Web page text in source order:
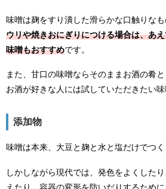
味噌は麹をすり潰した滑らかな口触りなも
ウリや焼きおにぎりにつける場合は、あ
味噌もおすすめです。
また、甘口の味噌ならそのままお酒の肴と
お酒が好きな人には試していただきたい味
添加物
味噌は本来、大豆と麹と水と塩だけでつく
しかしながら現代では、発色をよくした